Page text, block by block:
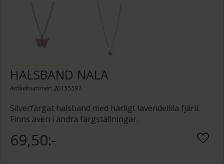
HALSBAND NALA
Artikelnummer: 20155591
Silverfärgat halsband med härligt lavendellila fjäril.
Finns även i andra färgställningar.
69,50:-